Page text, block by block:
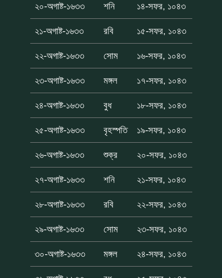
২০-অগাষ্ট-১৬৩৩ শনি ১৪-সফর, ১০৪৩
২১-অগাষ্ট-১৬৩৩ রবি ১৫-সফর, ১০৪৩
২২-অগাষ্ট-১৬৩৩ সোম ১৬-সফর, ১০৪৩
২৩-অগাষ্ট-১৬৩৩ মঙ্গল ১৭-সফর, ১০৪৩
২৪-অগাষ্ট-১৬৩৩ বুধ ১৮-সফর, ১০৪৩
২৫-অগাষ্ট-১৬৩৩ বৃহস্পতি ১৯-সফর, ১০৪৩
২৬-অগাষ্ট-১৬৩৩ শুক্র ২০-সফর, ১০৪৩
২৭-অগাষ্ট-১৬৩৩ শনি ২১-সফর, ১০৪৩
২৮-অগাষ্ট-১৬৩৩ রবি ২২-সফর, ১০৪৩
২৯-অগাষ্ট-১৬৩৩ সোম ২৩-সফর, ১০৪৩
৩০-অগাষ্ট-১৬৩৩ মঙ্গল ২৪-সফর, ১০৪৩